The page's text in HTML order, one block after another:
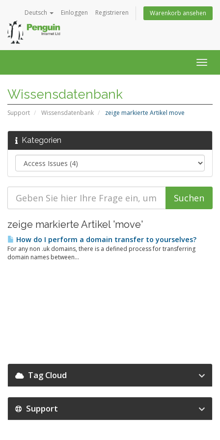
Deutsch Einloggen Registrieren Warenkorb ansehen
ein-/
Wissensdatenbank
Support Wissensdatenbank zeige markierte Artikel move
Kategorien
zeige markierte Artikel 'move'
How do I perform a domain transfer to yourselves?
For any non .uk domains, there is a defined process for transferring
domain names between...
Tag Cloud
Support